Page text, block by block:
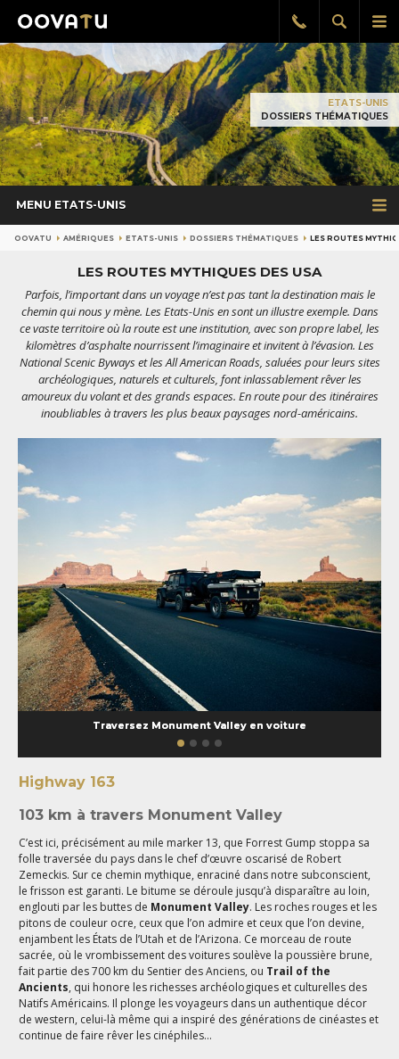
le
Afficher
la
Rappel
gratuit
ETATS-UNIS
DOSSIERS THÉMATIQUES
MENU ETATS-UNIS
OOVATU AMÉRIQUES ETATS-UNIS DOSSIERS THÉMATIQUES LES ROUTES
LES ROUTES MYTHIQUES DES USA
Parfois, l’important dans un voyage n’est pas tant la destination mais le
chemin qui nous y mène. Les Etats-Unis en sont un illustre exemple. Dans
ce vaste territoire où la route est une institution, avec son propre label, les
kilomètres d’asphalte nourrissent l’imaginaire et invitent à l’évasion. Les
National Scenic Byways et les All American Roads, saluées pour leurs sites
archéologiques, naturels et culturels, font inlassablement rêver les
amoureux du volant et des grands espaces. En route pour des itinéraires
inoubliables à travers les plus beaux paysages nord-américains.
Traversez Monument Valley en voiture
Highway 163
103 km à travers Monument Valley
C’est ici, précisément au mile marker 13, que Forrest Gump stoppa sa
folle traversée du pays dans le chef d’œuvre oscarisé de Robert
Zemeckis. Sur ce chemin mythique, enraciné dans notre subconscient,
le frisson est garanti. Le bitume se déroule jusqu’à disparaître au loin,
englouti par les buttes de Monument Valley. Les roches rouges et les
pitons de couleur ocre, ceux que l’on admire et ceux que l’on devine,
enjambent les États de l’Utah et de l’Arizona. Ce morceau de route
sacrée, où le vrombissement des voitures soulève la poussière brune,
fait partie des 700 km du Sentier des Anciens, ou Trail of the
Ancients, qui honore les richesses archéologiques et culturelles des
Natifs Américains. Il plonge les voyageurs dans un authentique décor
de western, celui-là même qui a inspiré des générations de cinéastes et
continue de faire rêver les cinéphiles…